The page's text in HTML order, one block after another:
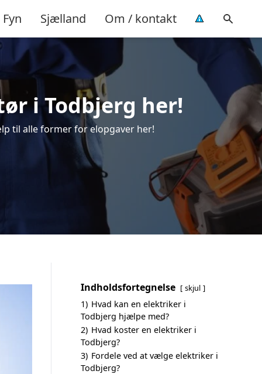
Fyn Sjælland Om / kontakt
i Todbjerg her!
til alle former for elopgaver her!
Indholdsfortegnelse skjul
1) Hvad kan en elektriker i
Todbjerg hjælpe med?
2) Hvad koster en elektriker i
Todbjerg?
3) Fordele ved at vælge elektriker i
Todbjerg?